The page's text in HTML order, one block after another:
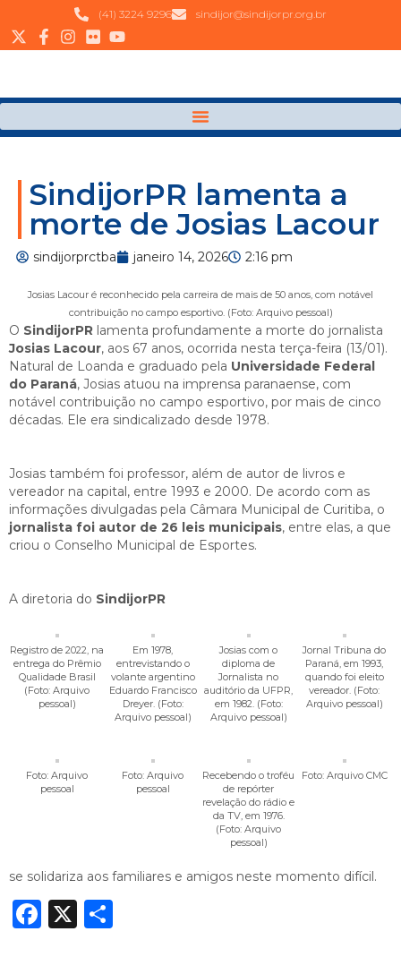
(41) 3224 9296 sindijor@sindijorpr.org.br
SindijorPR lamenta a
morte de Josias Lacour
sindijorprctba janeiro 14, 2026 2:16 pm
Josias Lacour é reconhecido pela carreira de mais de 50 anos, com notável
contribuição no campo esportivo. (Foto: Arquivo pessoal)
O SindijorPR lamenta profundamente a morte do jornalista
Josias Lacour, aos 67 anos, ocorrida nesta terça-feira (13/01).
Natural de Loanda e graduado pela Universidade Federal
do Paraná, Josias atuou na imprensa paranaense, com
notável contribuição no campo esportivo, por mais de cinco
décadas. Ele era sindicalizado desde 1978.
Josias também foi professor, além de autor de livros e
vereador na capital, entre 1993 e 2000. De acordo com as
informações divulgadas pela Câmara Municipal de Curitiba, o
jornalista foi autor de 26 leis municipais, entre elas, a que
criou o Conselho Municipal de Esportes.
A diretoria do SindijorPR
Registro de 2022, na
entrega do Prêmio
Qualidade Brasil
(Foto: Arquivo
pessoal)
Em 1978,
entrevistando o
volante argentino
Eduardo Francisco
Dreyer. (Foto:
Arquivo pessoal)
Josias com o
diploma de
Jornalista no
auditório da UFPR,
em 1982. (Foto:
Arquivo pessoal)
Jornal Tribuna do
Paraná, em 1993,
quando foi eleito
vereador. (Foto:
Arquivo pessoal)
Foto: Arquivo
pessoal
Foto: Arquivo
pessoal
Recebendo o troféu
de repórter
revelação do rádio e
da TV, em 1976.
(Foto: Arquivo
pessoal)
Foto: Arquivo CMC
se solidariza aos familiares e amigos neste momento difícil.
Facebook
X